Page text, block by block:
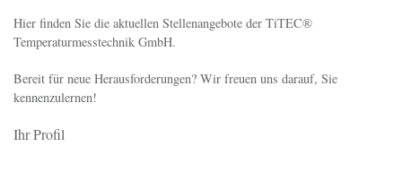
Hier finden Sie die aktuellen Stellenangebote der TiTEC®
Temperaturmesstechnik GmbH.
Bereit für neue Herausforderungen? Wir freuen uns darauf, Sie
kennenzulernen!
Ihr Profil